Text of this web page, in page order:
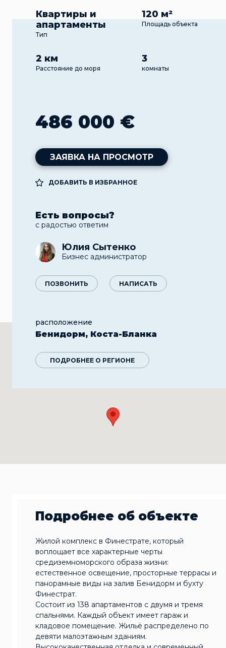
Квартиры и
апартаменты
Тип
120 м²
Площадь объекта
2 км
Расстояние до моря
3
комнаты
486 000 €
ЗАЯВКА НА ПРОСМОТР
ДОБАВИТЬ В ИЗБРАННОЕ
Есть вопросы?
с радостью ответим
Юлия Сытенко
Бизнес администратор
ПОЗВОНИТЬ НАПИСАТЬ
расположение
Бенидорм, Коста-Бланка
ПОДРОБНЕЕ О РЕГИОНЕ
Подробнее об объекте
Жилой комплекс в Финестрате, который
воплощает все характерные черты
средиземноморского образа жизни:
естественное освещение, просторные террасы и
панорамные виды на залив Бенидорм и бухту
Финестрат.
Состоит из 138 апартаментов с двумя и тремя
спальнями. Каждый объект имеет гараж и
кладовое помещение. Жильё распределено по
девяти малоэтажным зданиям.